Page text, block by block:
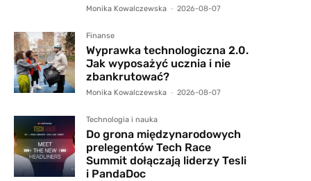
Monika Kowalczewska - 2026-08-07
Finanse
Wyprawka technologiczna 2.0.
Jak wyposażyć ucznia i nie
zbankrutować?
Monika Kowalczewska - 2026-08-07
Technologia i nauka
Do grona międzynarodowych
prelegentów Tech Race
Summit dołączają liderzy Tesli
i PandaDoc